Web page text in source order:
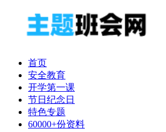
首页
安全教育
开学第一课
节日纪念日
特色专题
60000+份资料